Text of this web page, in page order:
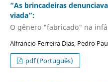
“As brincadeiras
viada”:
O gênero "fabricado" na
Alfrancio Ferreira Dias, Pedro
pdf (Português)